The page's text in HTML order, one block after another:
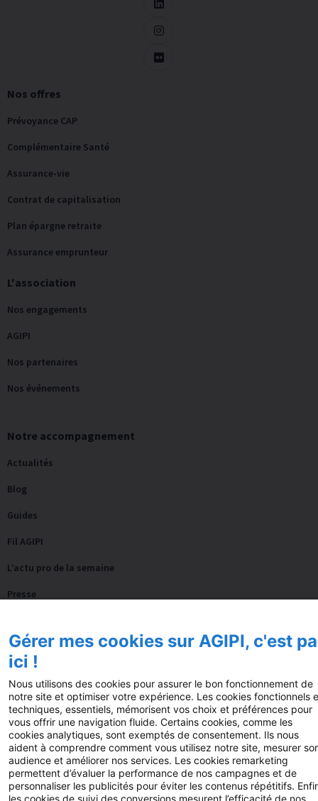
Nos offres
Prévoyance CAP
Complémentaire Santé
Assurance-vie
Contrat de capitalisation
Plan épargne retraite
Assurance emprunteur
L'association
Nos engagements
AGIPI
Nos partenaires
Nos événements
Notre accompagnement
Actualités
Blog
Guides
Fil AGIPI
L’actu pro de la semaine
Presse
Nos autres sites
Fonds de dotation AGIPI
© 2025 AGIPI – Tous droits réservés Mentions
légales Politiques de confidentialité Politique
Cookie Accessibilité: partiellement conforme Plan du
Gérer mes cookies sur AGIPI, c'est
ici !
Nous utilisons des cookies pour assurer le bon fonctionnement de
notre site et optimiser votre expérience. Les cookies fonctionnels
techniques, essentiels, mémorisent vos choix et préférences pour
vous offrir une navigation fluide. Certains cookies, comme les
cookies analytiques, sont exemptés de consentement. Ils nous
aident à comprendre comment vous utilisez notre site, mesurer
audience et améliorer nos services. Les cookies remarketing
permettent d’évaluer la performance de nos campagnes et de
personnaliser les publicités pour éviter les contenus répétitifs.
les cookies de suivi des conversions mesurent l’efficacité de nos